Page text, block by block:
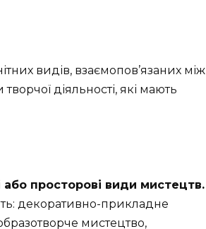
видів, взаємопов’язаних між
діяльності, які мають
або просторові види мистецтв.
декоративно-прикладне
мистецтво,